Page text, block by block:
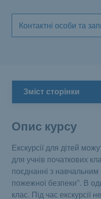
Контактні особи та
Зміст сторінки
Опис курсу
Екскурсії для дітей
для учнів початкових
поєднанні з
пожежної безпеки". В
клас. Під час екскурсії